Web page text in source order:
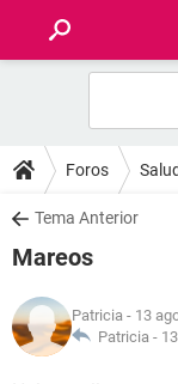
FOROS
SALUD
NUTRICIÓN
Foros
Tema Anterior
Mareos
Patricia - 13
Patricia -